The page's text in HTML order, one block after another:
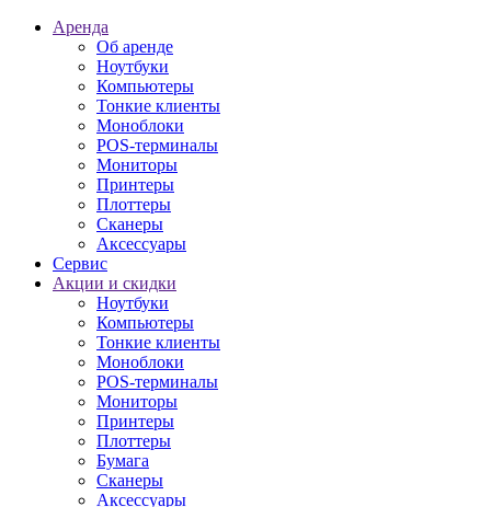
Аренда
Об аренде
Ноутбуки
Компьютеры
Тонкие клиенты
Моноблоки
POS-терминалы
Мониторы
Принтеры
Плоттеры
Сканеры
Аксессуары
Сервис
Акции и скидки
Ноутбуки
Компьютеры
Тонкие клиенты
Моноблоки
POS-терминалы
Мониторы
Принтеры
Плоттеры
Бумага
Сканеры
Аксессуары